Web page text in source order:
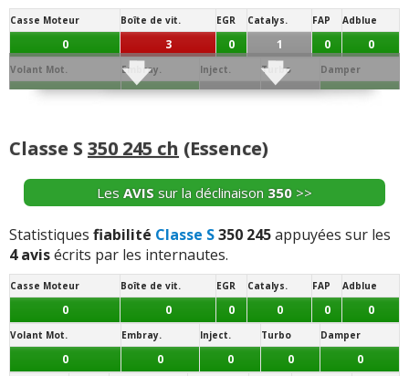
Casse Moteur Boîte de vit. EGR Catalys. FAP Adblue
0 3 0 1 0 0
Volant Mot. Embray. Inject. Turbo Damper
0 0 1 1 0
0 0 0 0 0
Démar. Echang. / refroid. Ppe à Eau Ppe à huile Sonde / capteur Débitm.
0 1 0 0 0 0
Segment. AAC Dephaseur Soupapes Bielle Collecteur
0 0 0
Vos témoignages :
-- Turbo, injecteurs, électronique, suspensions airmatic
(ruineuse) !!!(+)
Classe S 350 245 ch (Essence)
Les AVIS sur la déclinaison 350 >>
Statistiques fiabilité Classe S350 245appuyées sur les
4 avisécrits par les internautes.
Casse Moteur Boîte de vit. EGR Catalys. FAP Adblue
0 0 0 0 0 0
Volant Mot. Embray. Inject. Turbo Damper
0 0 0 0 0